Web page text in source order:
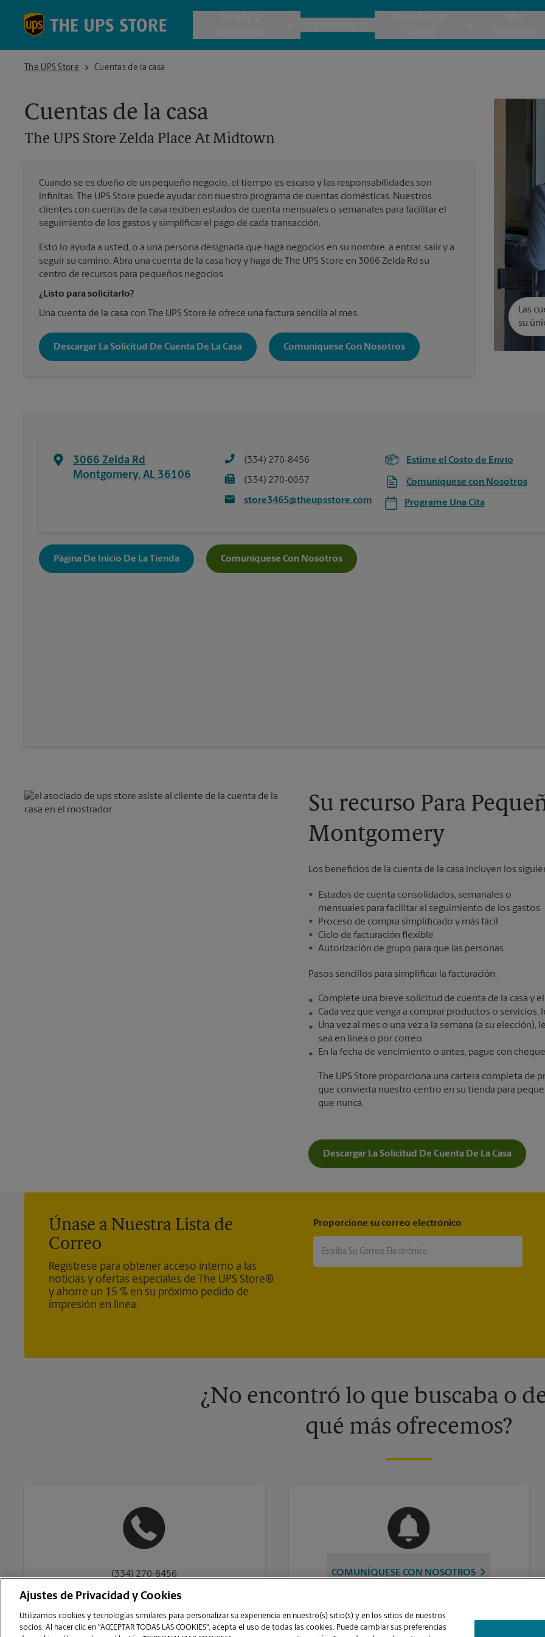
Envío Internacional Tarjetas Postales
Tarjetas Comerciales
Fotos
The UPS Store
The UPS Store Zelda Place At Midtown
Cuentas de la casa
Cuentas de la casa
The UPS Store Zelda Place At Midtown
Cuando se es dueño de un pequeño negocio, el tiempo es escaso y las responsabilidades son
infinitas. The UPS Store puede ayudar con nuestro programa de cuentas domésticas. Nuestros
clientes con cuentas de la casa reciben estados de cuenta mensuales o semanales para facilitar el
seguimiento de los gastos y simplificar el pago de cada transacción.
Esto lo ayuda a usted, o a una persona designada que haga negocios en su nombre, a entrar, salir y a
seguir su camino. Abra una cuenta de la casa hoy y haga de The UPS Store en 3066 Zelda Rd su
centro de recursos para pequeños negocios.
¿Listo para solicitarlo?
Una cuenta de la casa con The UPS Store le ofrece una factura sencilla al mes.
Descargar La Solicitud De Cuenta De La Casa Comuníquese Con Nosotros
Las
su
3066 Zelda Rd
Montgomery, AL 36106
(334) 270-8456
(334) 270-0057
store3465@theupsstore.com
Estime el Costo de Envío
Comuníquese con Nosotros
Programe Una Cita
Página De Inicio De La Tienda Comuníquese Con Nosotros
Su recurso Para
Montgomery
Los beneficios de la cuenta de la casa incluyen los
Estados de cuenta consolidados, semanales o
mensuales para facilitar el seguimiento de los gastos
Proceso de compra simplificado y más fácil
Ciclo de facturación flexible
Autorización de grupo para que las personas
Pasos sencillos para simplificar la facturación:
Complete una breve solicitud de cuenta de la casa y
Cada vez que venga a comprar productos o
Una vez al mes o una vez a la semana (a su
sea en línea o por correo.
En la fecha de vencimiento o antes, pague con
The UPS Store proporciona una cartera completa
que convierta nuestro centro en su tienda para
que nunca.
Descargar La Solicitud De Cuenta De La Casa
Únase a Nuestra Lista de
Correo
Regístrese para obtener acceso interno a las
noticias y ofertas especiales de The UPS Store®
y ahorre un 15 % en su próximo pedido de
impresión en línea.
Proporcione su correo electrónico
¿No encontró lo que buscaba o
qué más ofrecemos?
(334) 270-8456 COMUNÍQUESE CON NOSOTROS
Ajustes de Privacidad y Cookies
Utilizamos cookies y tecnologías similares para personalizar su experiencia en nuestro(s) sitio(s) y en los sitios de nuestros
socios. Al hacer clic en "ACCEPTAR TODAS LAS COOKIES", acepta el uso de todas las cookies. Puede cambiar sus preferencias